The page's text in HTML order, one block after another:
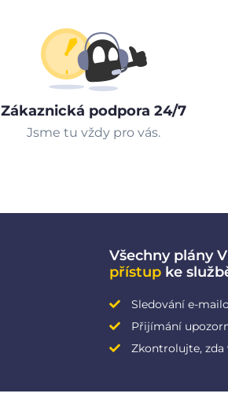
Zákaznická podpora 24/7
Jsme tu vždy pro vás.
Všechny plány
přístup ke
Sledování e-
Přijímání
Zkontrolujte, zda